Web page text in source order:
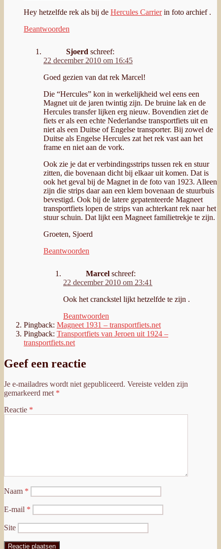
Hey hetzelfde rek als bij de Hercules Carrierin foto archief .
Beantwoorden
Sjoerd schreef:
22 december 2010 om 16:45
Goed gezien van dat rek Marcel!
Die “Hercules” kon in werkelijkheid wel eens een
Magnet uit de jaren twintig zijn. De bruine lak en de
Hercules transfer lijken erg nieuw. Bovendien ziet de
fiets er als een echte Nederlandse transportfiets uit en
niet als een Duitse of Engelse transporter. Bij zowel de
Duitse als Engelse Hercules zat het rek vast aan het
frame en niet aan de vork.
Ook zie je dat er verbindingsstrips tussen rek en stuur
zitten, die bovenaan dicht bij elkaar uit komen. Dat is
ook het geval bij de Magnet in de foto van 1923. Alleen
zijn die strips daar aan een klem bovenaan de stuurbuis
bevestigd. Ook bij de latere gepatenteerde Magneet
transportfiets lopen de strips van achterkant rek naar het
stuur schuin. Dat lijkt een Magneet familietrekje te zijn.
Groeten, Sjoerd
Beantwoorden
Marcel schreef:
22 december 2010 om 23:41
Ook het cranckstel lijkt hetzelfde te zijn .
Beantwoorden
Pingback: Magneet 1931 – transportfiets.net
Pingback: Transportfiets van Jeroen uit 1924 –
transportfiets.net
Geef een reactie
Je e-mailadres wordt niet gepubliceerd. Vereiste velden zijn
gemarkeerd met *
Reactie *
Naam *
E-mail *
Site